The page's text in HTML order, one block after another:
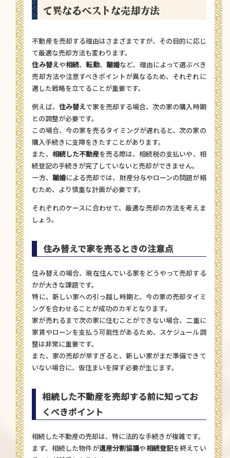
て異なるベストな売却方法
不動産を売却する理由はさまざまですが、その目的に応じ
て最適な売却方法も変わります。
住み替えや相続、転勤、 離婚など、理由によって選ぶべき
売却方法や注意すべきポイントが異なるため、それぞれに
適した戦略を立てることが重要です。
例えば、 住み替えで家を売却する場合、次の家の購入時期
との調整が必要です。
この場合、今の家を売るタイミングが遅れると、次の家の
購入手続きに支障をきたすことがあります。
また、 相続した不動産を売る際は、相続税の支払いや、相
続登記の手続きが完了していないと売却ができません。
一方、 離婚による売却では、財産分与やローンの問題が絡
むため、より慎重な計画が必要です。
それぞれのケースに合わせて、最適な売却の方法を考えま
しょう。
住み替えで家を売るときの注意点
住み替えの場合、現在住んでいる家をどうやって売却する
かが大きな課題です。
特に、新しい家への引っ越し時期と、今の家の売却タイミ
ングを合わせることが成功のカギとなります。
家が売れるまで次の家に住むことができない場合、二重に
家賃やローンを支払う可能性があるため、スケジュール調
整は非常に重要です。
また、家の売却が早すぎると、新しい家がまだ準備できて
いない場合に、仮住まいを探す必要が生じます。
相続した不動産を売却する前に知ってお
くべきポイント
相続した不動産の売却は、特に法的な手続きが複雑です。
まず、相続した物件が遺産分割協議や相続登記を終えてい